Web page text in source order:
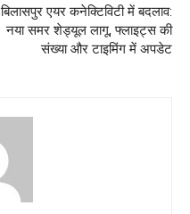
बिलासपुर एयर कनेक्टिविटी में बदलाव:
नया समर शेड्यूल लागू, फ्लाइट्स की
संख्या और टाइमिंग में अपडेट